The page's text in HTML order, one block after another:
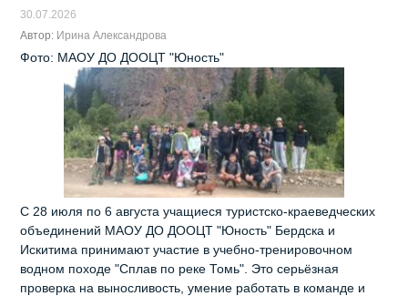
30.07.2026
Автор: Ирина Александрова
Фото: МАОУ ДО ДООЦТ "Юность"
С 28 июля по 6 августа учащиеся туристско-краеведческих
объединений МАОУ ДО ДООЦТ "Юность" Бердска и
Искитима принимают участие в учебно-тренировочном
водном походе "Сплав по реке Томь". Это серьёзная
проверка на выносливость, умение работать в команде и